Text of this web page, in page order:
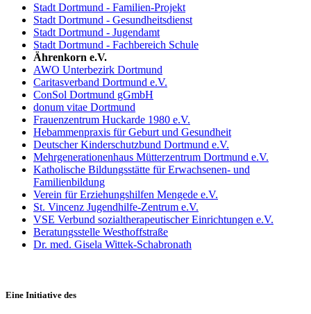
Stadt Dortmund - Familien-Projekt
Stadt Dortmund - Gesundheitsdienst
Stadt Dortmund - Jugendamt
Stadt Dortmund - Fachbereich Schule
Ährenkorn e.V.
AWO Unterbezirk Dortmund
Caritasverband Dortmund e.V.
ConSol Dortmund gGmbH
donum vitae Dortmund
Frauenzentrum Huckarde 1980 e.V.
Hebammenpraxis für Geburt und Gesundheit
Deutscher Kinderschutzbund Dortmund e.V.
Mehrgenerationenhaus Mütterzentrum Dortmund e.V.
Katholische Bildungsstätte für Erwachsenen- und
Familienbildung
Verein für Erziehungshilfen Mengede e.V.
St. Vincenz Jugendhilfe-Zentrum e.V.
VSE Verbund sozialtherapeutischer Einrichtungen e.V.
Beratungsstelle Westhoffstraße
Dr. med. Gisela Wittek-Schabronath
Eine Initiative des